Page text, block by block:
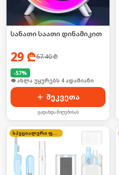
სანათი საათი დინამიკით
29 ₾67.40₾
-57%
🛒 ბოლო 24სთ-ში იყიდა 3-მა
შეკვეთა
გადახდა მიღებისას
სპეციალური ფასი